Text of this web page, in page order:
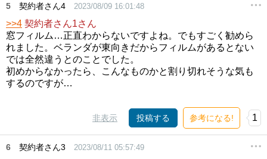
5 契約者さん4 2023/08/09 16:01:48
>>4 契約者さん1さん
窓フィルム…正直わからないですよね。でもすごく勧めら
れました。ベランダが東向きだからフィルムがあるとない
では全然違うとのことでした。
初めからなかったら、こんなものかと割り切れそうな気も
するのですが…
非表示 投稿する 参考になる! 1
6 契約者さん3 2023/08/11 05:57:49